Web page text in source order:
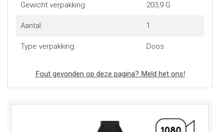
Gewicht verpakking: 203,9 G
Aantal: 1
Type verpakking: Doos
Fout gevonden op deze pagina? Meld het ons!